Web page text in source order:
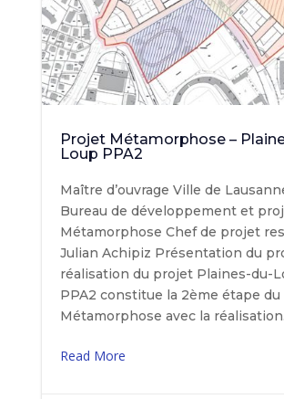
Projet Métamorphose –
Loup PPA2
Maître d’ouvrage Ville de
Bureau de développement et
Métamorphose Chef de projet
Julian Achipiz Présentation du
réalisation du projet Plaines-du-
PPA2 constitue la 2ème étape
Métamorphose avec la
Read More